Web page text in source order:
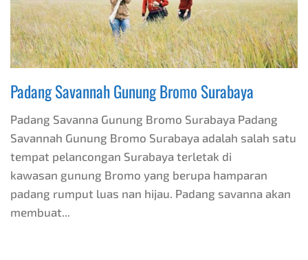
Padang Savannah Gunung Bromo Surabaya
Padang Savanna Gunung Bromo Surabaya Padang
Savannah Gunung Bromo Surabaya adalah salah satu
tempat pelancongan Surabaya terletak di
kawasan gunung Bromo yang berupa hamparan
padang rumput luas nan hijau. Padang savanna akan
membuat...